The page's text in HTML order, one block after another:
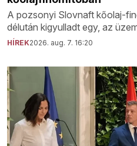
A pozsonyi Slovnaft kőolaj-
délután kigyulladt egy, az
HÍREK2026. aug. 7. 16:20